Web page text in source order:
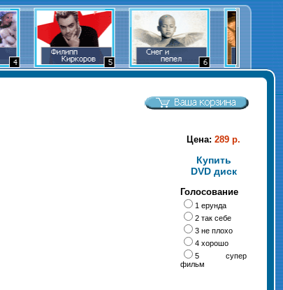
Цена: 289 р.
Купить
DVD диск
Голосование
1 ерунда
2 так себе
3 не плохо
4 хорошо
5 супер
фильм